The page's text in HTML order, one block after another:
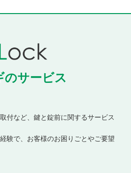
のサービス
付など、鍵と錠前に関するサービス
験で、お客様のお困りごとやご要望